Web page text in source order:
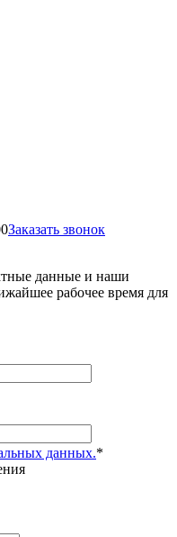
Заказать звонок
данные и наши
рабочее время для
данных.*